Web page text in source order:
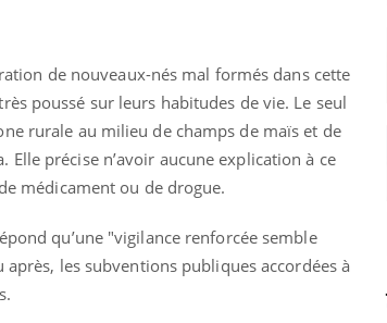
de nouveaux-nés mal formés dans cette
poussé sur leurs habitudes de vie. Le seul
rurale au milieu de champs de maïs et de
précise n’avoir aucune explication à ce
médicament ou de drogue.
qu’une "vigilance renforcée semble
les subventions publiques accordées à